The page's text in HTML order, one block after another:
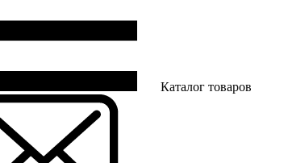
Каталог товаров